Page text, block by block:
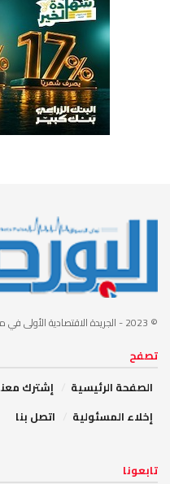
© 2023 - الجريدة الاقتصادية الأولى في
تصفح
الصفحة الرئيسية
إشترك
إخلاء المسئولية
اتصل بنا
تابعونا